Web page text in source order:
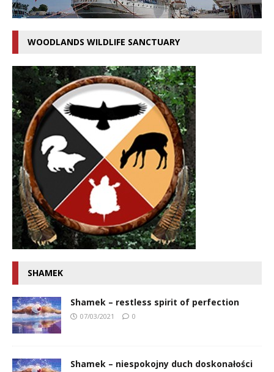
WOODLANDS WILDLIFE SANCTUARY
SHAMEK
Shamek – restless spirit of perfection
07/03/2021 0
Shamek – niespokojny duch doskonałości